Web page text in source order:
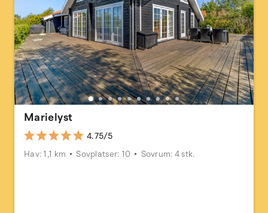
Marielyst
4.75/5
Hav: 1,1 km
Sovplatser: 10 Sovrum: 4 stk.